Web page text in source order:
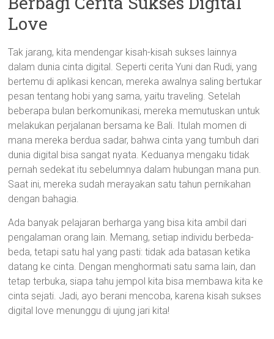
Love
Tak jarang, kita mendengar kisah-kisah sukses lainnya
dalam dunia cinta digital. Seperti cerita Yuni dan Rudi, yang
bertemu di aplikasi kencan, mereka awalnya saling bertukar
pesan tentang hobi yang sama, yaitu traveling. Setelah
beberapa bulan berkomunikasi, mereka memutuskan untuk
melakukan perjalanan bersama ke Bali. Itulah momen di
mana mereka berdua sadar, bahwa cinta yang tumbuh dari
dunia digital bisa sangat nyata. Keduanya mengaku tidak
pernah sedekat itu sebelumnya dalam hubungan mana pun.
Saat ini, mereka sudah merayakan satu tahun pernikahan
dengan bahagia.
Ada banyak pelajaran berharga yang bisa kita ambil dari
pengalaman orang lain. Memang, setiap individu berbeda-
beda, tetapi satu hal yang pasti: tidak ada batasan ketika
datang ke cinta. Dengan menghormati satu sama lain, dan
tetap terbuka, siapa tahu jempol kita bisa membawa kita ke
cinta sejati. Jadi, ayo berani mencoba, karena kisah sukses
digital love menunggu di ujung jari kita!